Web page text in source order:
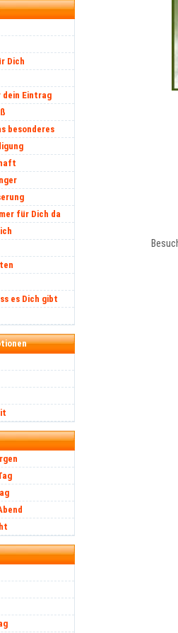
Dich
dein Eintrag
besonderes
für Dich da
es Dich gibt